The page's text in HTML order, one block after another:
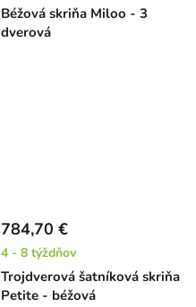
Béžová skriňa Miloo - 3
dverová
Trojdverová šatníková skriňa
Petite - béžová
784,70 €
4 - 8 týždňov